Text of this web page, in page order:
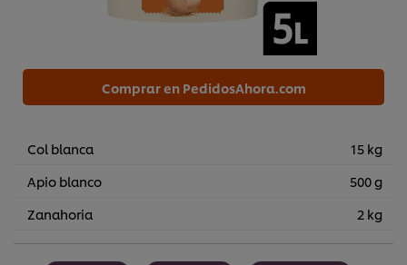
Comprar en PedidosAhora.com
Col blanca
15 kg
Apio blanco
500 g
Zanahoria
2 kg